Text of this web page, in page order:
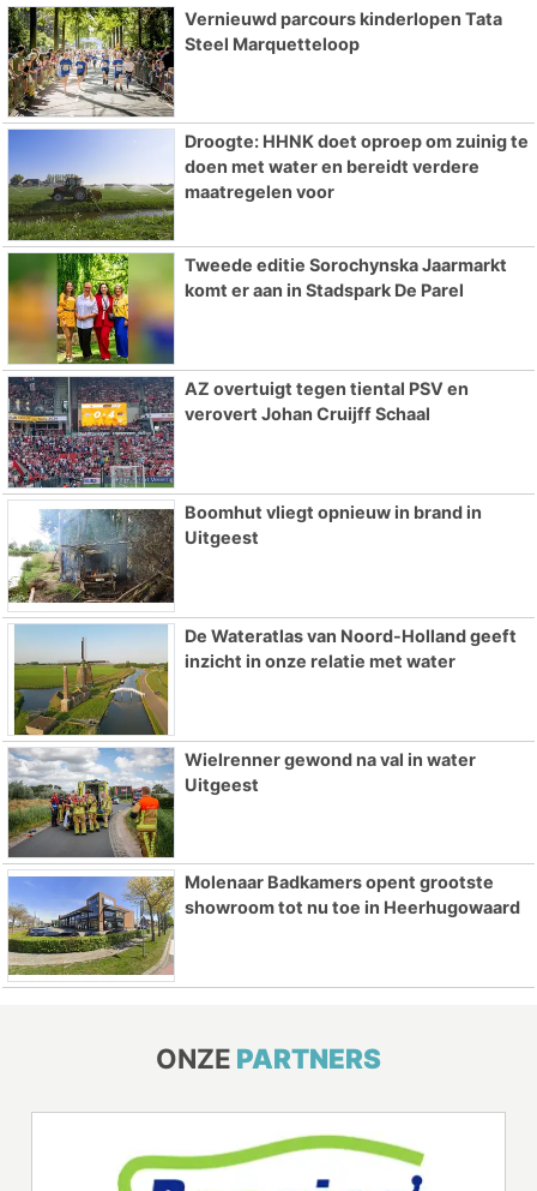
Vernieuwd parcours kinderlopen Tata
Steel Marquetteloop
Droogte: HHNK doet oproep om zuinig te
doen met water en bereidt verdere
maatregelen voor
Tweede editie Sorochynska Jaarmarkt
komt er aan in Stadspark De Parel
AZ overtuigt tegen tiental PSV en
verovert Johan Cruijff Schaal
Boomhut vliegt opnieuw in brand in
Uitgeest
De Wateratlas van Noord-Holland geeft
inzicht in onze relatie met water
Wielrenner gewond na val in water
Uitgeest
Molenaar Badkamers opent grootste
showroom tot nu toe in Heerhugowaard
ONZE PARTNERS